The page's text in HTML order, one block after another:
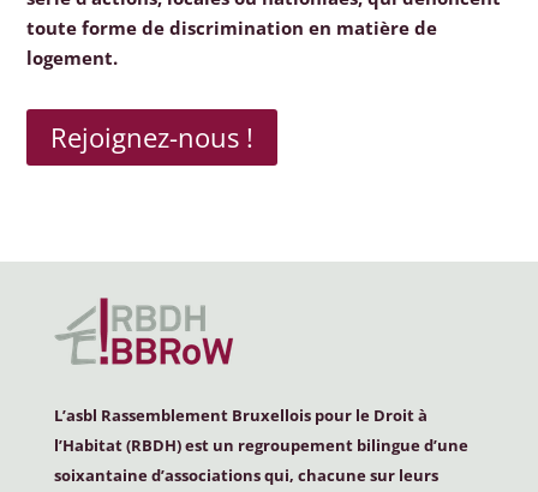
toute forme de discrimination en matière de
logement.
Rejoignez-nous !
L’asbl Rassemblement Bruxellois pour le Droit à
l’Habitat (RBDH) est un regroupement bilingue d’une
soixantaine d’associations qui, chacune sur leurs